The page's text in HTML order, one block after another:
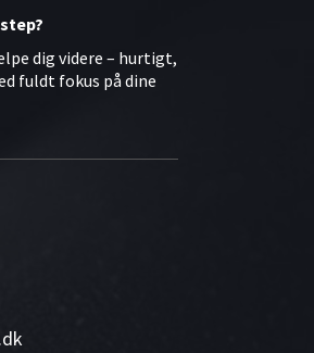
dig videre – hurtigt,
fuldt fokus på dine